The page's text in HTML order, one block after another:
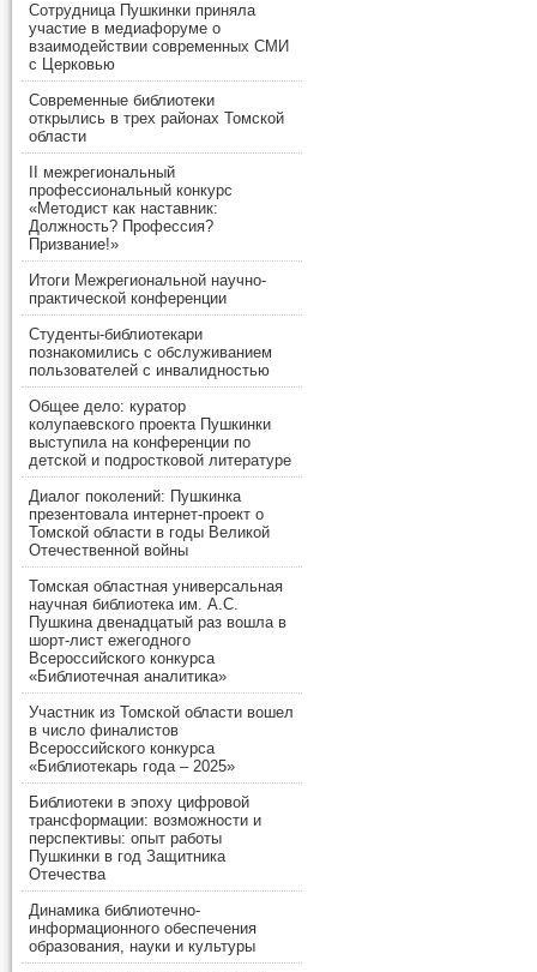
Сотрудница Пушкинки приняла
участие в медиафоруме о
взаимодействии современных СМИ
с Церковью
Современные библиотеки
открылись в трех районах Томской
области
II межрегиональный
профессиональный конкурс
«Методист как наставник:
Должность? Профессия?
Призвание!»
Итоги Межрегиональной научно-
практической конференции
Студенты-библиотекари
познакомились с обслуживанием
пользователей с инвалидностью
Общее дело: куратор
колупаевского проекта Пушкинки
выступила на конференции по
детской и подростковой литературе
Диалог поколений: Пушкинка
презентовала интернет-проект о
Томской области в годы Великой
Отечественной войны
Томская областная универсальная
научная библиотека им. А.С.
Пушкина двенадцатый раз вошла в
шорт-лист ежегодного
Всероссийского конкурса
«Библиотечная аналитика»
Участник из Томской области вошел
в число финалистов
Всероссийского конкурса
«Библиотекарь года – 2025»
Библиотеки в эпоху цифровой
трансформации: возможности и
перспективы: опыт работы
Пушкинки в год Защитника
Отечества
Динамика библиотечно-
информационного обеспечения
образования, науки и культуры